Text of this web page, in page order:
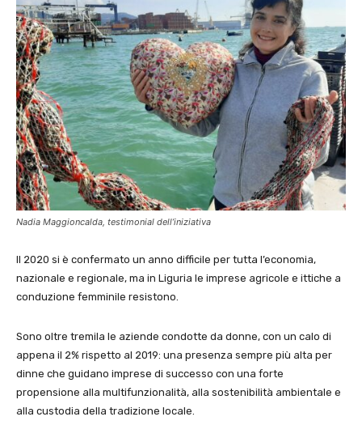
Nadia Maggioncalda, testimonial dell’iniziativa
Il 2020 si è confermato un anno difficile per tutta l’economia,
nazionale e regionale, ma in Liguria le imprese agricole e ittiche a
conduzione femminile resistono.
Sono oltre tremila le aziende condotte da donne, con un calo di
appena il 2% rispetto al 2019: una presenza sempre più alta per
dinne che guidano imprese di successo con una forte
propensione alla multifunzionalità, alla sostenibilità ambientale e
alla custodia della tradizione locale.